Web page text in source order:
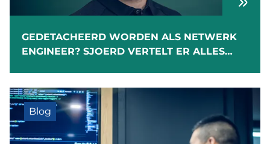
GEDETACHEERD WORDEN ALS NETWERK
ENGINEER? SJOERD VERTELT ER ALLES
Blog